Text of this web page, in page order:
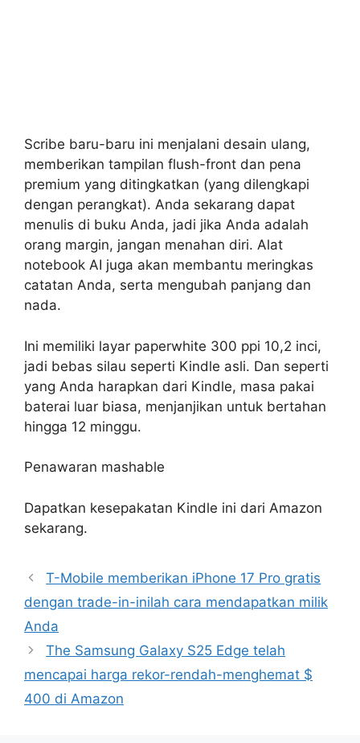
Scribe baru-baru ini menjalani desain ulang,
memberikan tampilan flush-front dan pena
premium yang ditingkatkan (yang dilengkapi
dengan perangkat). Anda sekarang dapat
menulis di buku Anda, jadi jika Anda adalah
orang margin, jangan menahan diri. Alat
notebook AI juga akan membantu meringkas
catatan Anda, serta mengubah panjang dan
nada.
Ini memiliki layar paperwhite 300 ppi 10,2 inci,
jadi bebas silau seperti Kindle asli. Dan seperti
yang Anda harapkan dari Kindle, masa pakai
baterai luar biasa, menjanjikan untuk bertahan
hingga 12 minggu.
Penawaran mashable
Dapatkan kesepakatan Kindle ini dari Amazon
sekarang.
T-Mobile memberikan iPhone 17 Pro gratis
dengan trade-in-inilah cara mendapatkan milik
Anda
The Samsung Galaxy S25 Edge telah
mencapai harga rekor-rendah-menghemat $
400 di Amazon